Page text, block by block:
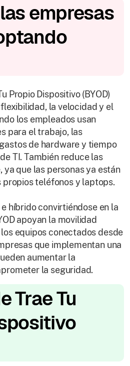
empresas
Propio Dispositivo (BYOD)
la velocidad y el
los empleados usan
para el trabajo, las
de hardware y tiempo
TI. También reduce las
ya que las personas ya están
teléfonos y laptops.
híbrido convirtiéndose en la
apoyan la movilidad
equipos conectados desde
que implementan una
aumentar la
la seguridad.
Trae Tu